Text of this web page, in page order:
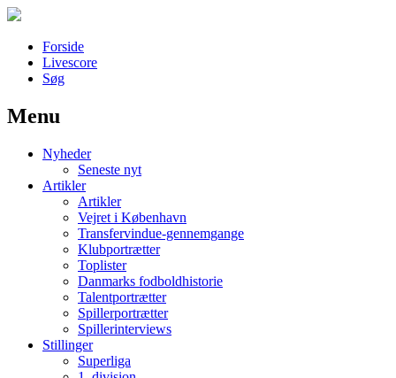
Forside
Livescore
Søg
Наши партнеры
лучшие займы
Menu
Nyheder
Seneste nyt
Artikler
Artikler
Vejret i København
Transfervindue-gennemgange
Klubportrætter
Toplister
Danmarks fodboldhistorie
Talentportrætter
Spillerportrætter
Spillerinterviews
Stillinger
Superliga